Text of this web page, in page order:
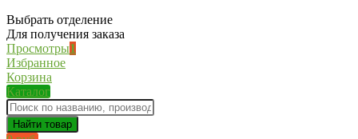
Выбрать отделение
Для получения заказа
Просмотры1
Избранное
Корзина
Каталог
Найти товар